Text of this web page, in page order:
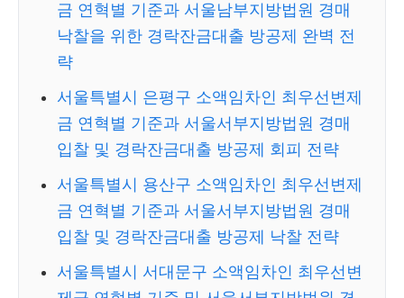
금 연혁별 기준과 서울남부지방법원 경매
낙찰을 위한 경락잔금대출 방공제 완벽 전
략
서울특별시 은평구 소액임차인 최우선변제
금 연혁별 기준과 서울서부지방법원 경매
입찰 및 경락잔금대출 방공제 회피 전략
서울특별시 용산구 소액임차인 최우선변제
금 연혁별 기준과 서울서부지방법원 경매
입찰 및 경락잔금대출 방공제 낙찰 전략
서울특별시 서대문구 소액임차인 최우선변